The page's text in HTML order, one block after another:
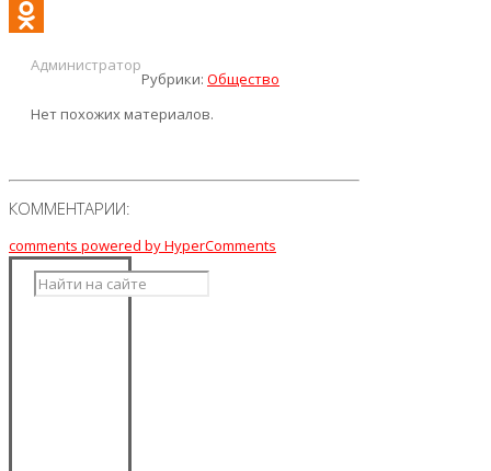
VK
Администратор
Рубрики: Общество
Нет похожих материалов.
КОММЕНТАРИИ:
comments powered by HyperComments